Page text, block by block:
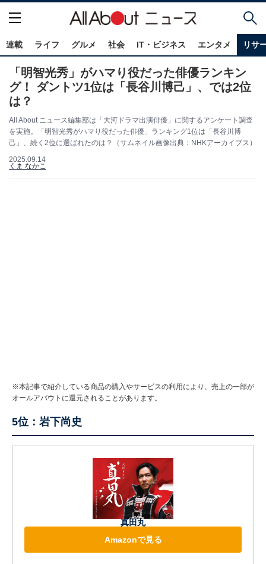
連載 ライフ グルメ 社会 IT・ビジネス エンタメ リサ
「明智光秀」がハマり役だった俳優ランキン
グ！ ダントツ1位は「長谷川博己」、では2位
は？
All About ニュース編集部は「大河ドラマ出演俳優」に関するアンケート調査
を実施。「明智光秀がハマり役だった俳優」ランキング1位は「長谷川博
己」、続く2位に選ばれたのは？（サムネイル画像出典：NHKアーカイブス）
2025.09.14
くま なかこ
※本記事で紹介している商品の購入やサービスの利用により、売上の一部が
オールアバウトに還元されることがあります。
5位：岩下尚史
真田丸
Amazonで見る